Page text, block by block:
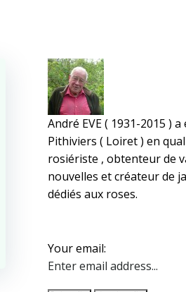
André EVE ( 1931-2015 ) a
Pithiviers ( Loiret ) en
rosiériste , obtenteur de
nouvelles et créateur de
dédiés aux roses.
Your email: